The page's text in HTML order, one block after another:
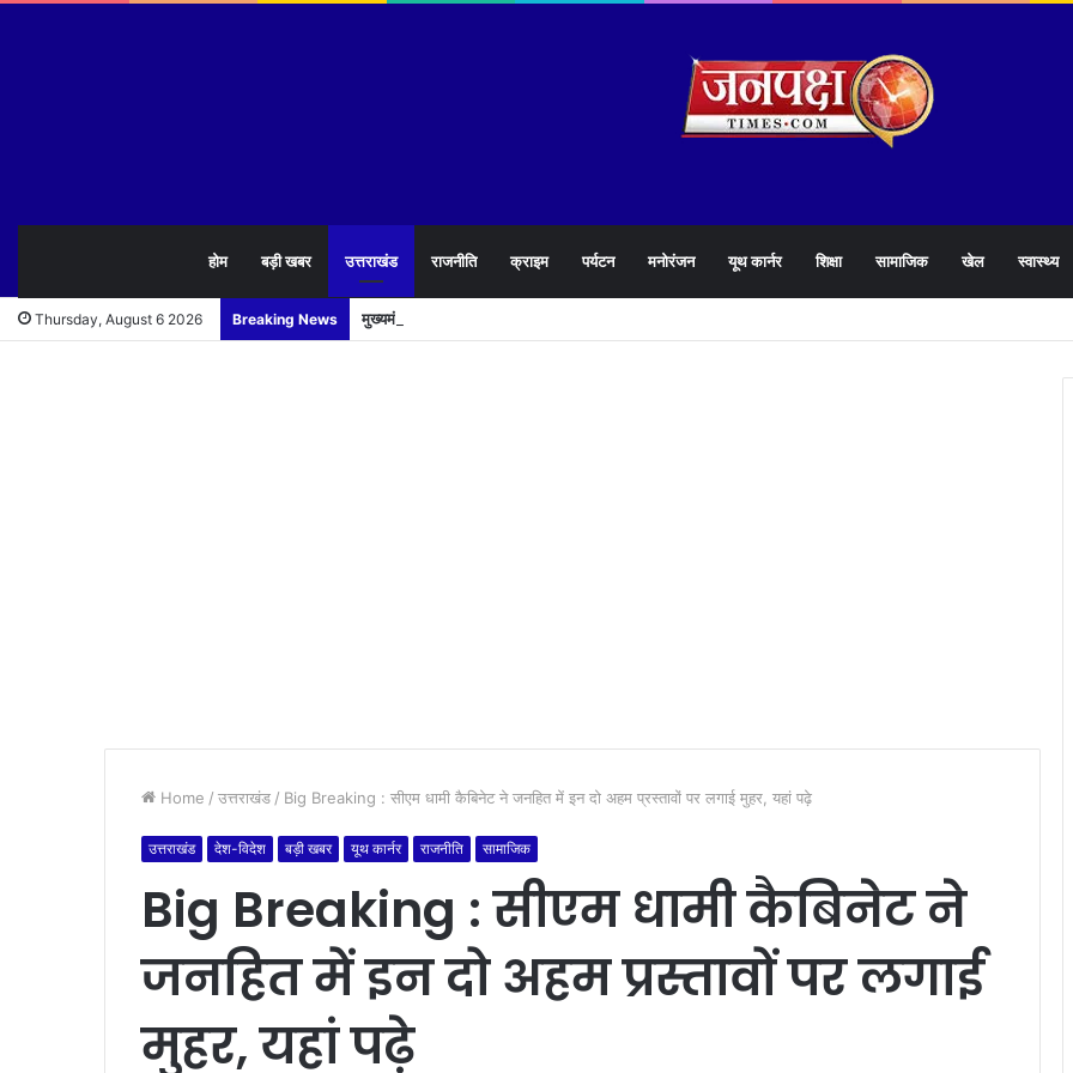
होम बड़ी खबर उत्तराखंड राजनीति क्राइम पर्यटन मनोरंजन यूथ कार्नर शिक्षा सामाजिक खेल स्वास्थ्य
Thursday, August 6 2026 Breaking News मुख्यमंत्री पुष्कर सिंह धामी ने 1905 हेल्पलाइन की समीक्षा के दौरान लापरवाह अधिकारियों को लगाई फटकार
Home / उत्तराखंड / Big Breaking : सीएम धामी कैबिनेट ने जनहित में इन दो अहम प्रस्तावों पर लगाई मुहर, यहां पढ़े
उत्तराखंड देश-विदेश बड़ी खबर यूथ कार्नर राजनीति सामाजिक
Big Breaking : सीएम धामी कैबिनेट ने
जनहित में इन दो अहम प्रस्तावों पर लगाई
मुहर, यहां पढ़े